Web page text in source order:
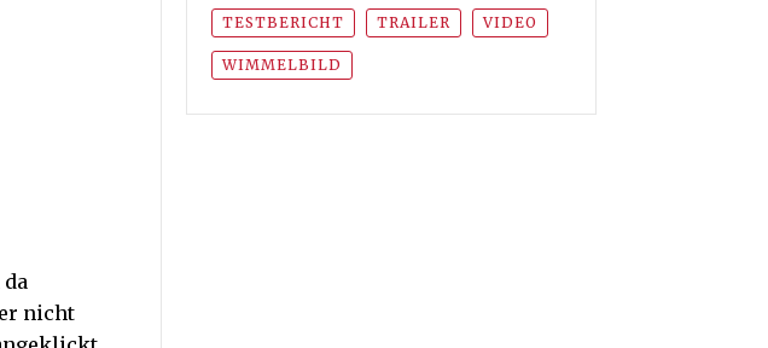
nicht
TESTBERICHT TRAILER VIDEO
WIMMELBILD